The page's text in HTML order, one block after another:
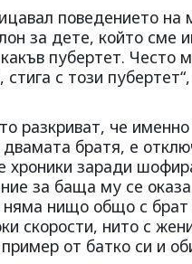
поведението на
за дете, който сме
пубертет. Често
стига с този
разкриват, че
братя, е
хроники заради
за баща му се
нищо общо с
скорости, нито с
от батко си и